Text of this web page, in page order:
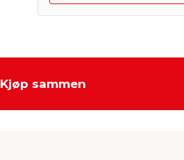
Kjøp sammen